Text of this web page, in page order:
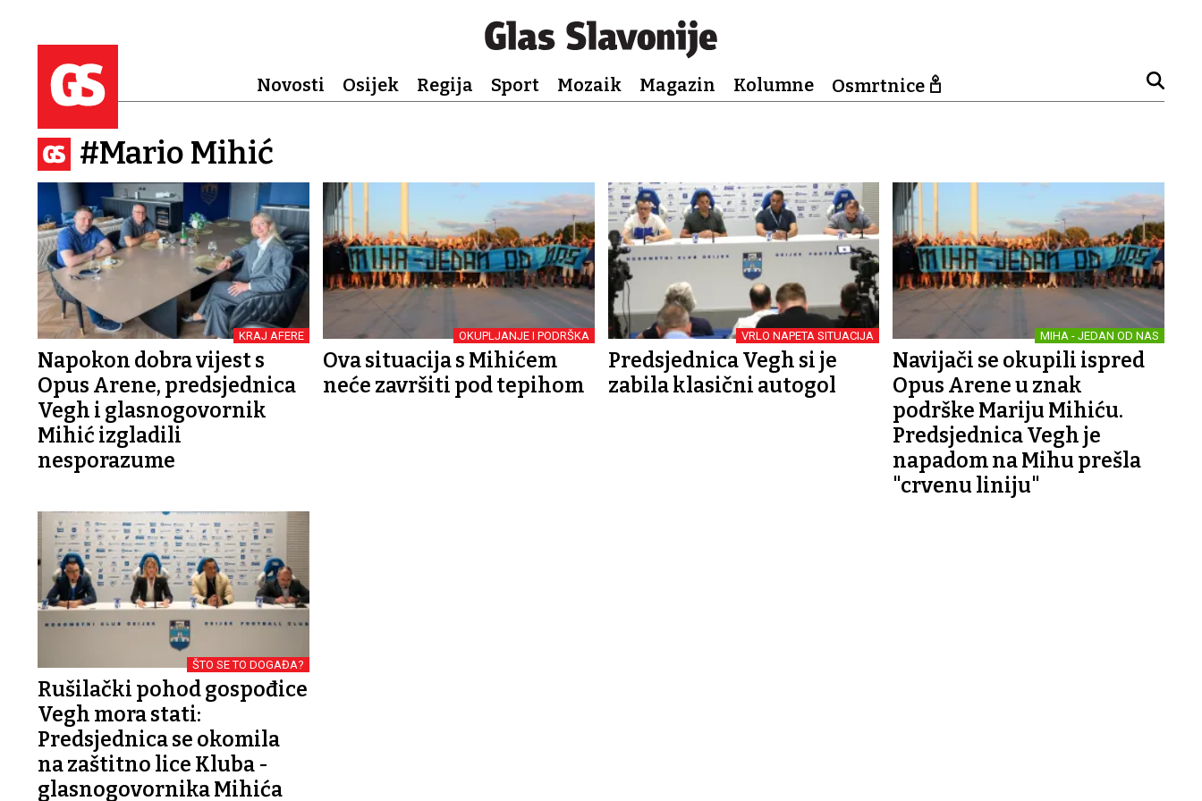
Novosti Osijek Regija Sport Mozaik Magazin Kolumne Osmrtnice
#Mario Mihić
KRAJ AFERE
Napokon dobra vijest s
Opus Arene, predsjednica
Vegh i glasnogovornik
Mihić izgladili
nesporazume
OKUPLJANJE I PODRŠKA
Ova situacija s Mihićem
neće završiti pod tepihom
VRLO NAPETA SITUACIJA
Predsjednica Vegh si je
zabila klasični autogol
MIHA - JEDAN OD NAS
Navijači se okupili ispred
Opus Arene u znak
podrške Mariju Mihiću.
Predsjednica Vegh je
napadom na Mihu prešla
"crvenu liniju"
ŠTO SE TO DOGAĐA?
Rušilački pohod gospođice
Vegh mora stati:
Predsjednica se okomila
na zaštitno lice Kluba -
glasnogovornika Mihića